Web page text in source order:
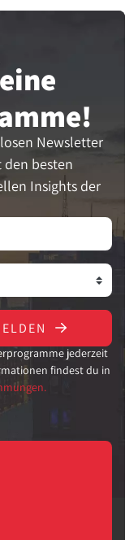
Newsletter
besten
Insights der
jederzeit
findest du in